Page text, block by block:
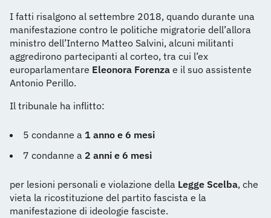
I fatti risalgono al settembre 2018, quando durante una
manifestazione contro le politiche migratorie dell’allora
ministro dell’Interno Matteo Salvini, alcuni militanti
aggredirono partecipanti al corteo, tra cui l’ex
europarlamentare Eleonora Forenza e il suo assistente
Antonio Perillo.
Il tribunale ha inflitto:
5 condanne a 1 anno e 6 mesi
7 condanne a 2 anni e 6 mesi
per lesioni personali e violazione della Legge Scelba, che
vieta la ricostituzione del partito fascista e la
manifestazione di ideologie fasciste.